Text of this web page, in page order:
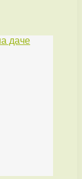
даче